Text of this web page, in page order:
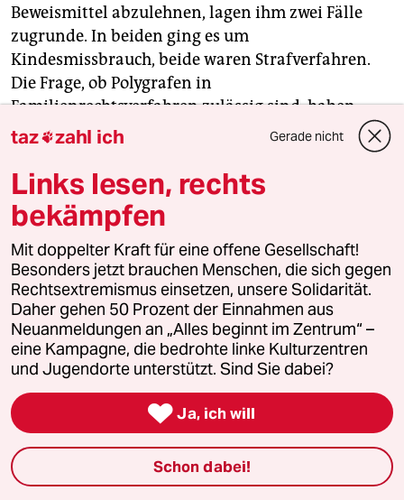
Beweismittel abzulehnen, lagen ihm zwei Fälle
zugrunde. In beiden ging es um
Kindesmissbrauch, beide waren Strafverfahren.
Die Frage, ob Polygrafen in
Familienrechtsverfahren zulässig sind, haben
Oberlandesgerichte unterschiedlich bewertet: Das
Berliner Kammergericht lehnte Polygrafen im Jahr
2010 auch für Familienrechtsstreitigkeiten ab. Das
Oberlandesgericht Dresden ließ sie 2013
ausdrücklich zu.
Wie oft der Polygraf von deutschen Gerichten
eingesetzt wird, lässt sich schwer sagen. Am
Oberlandesgericht Hamm war es ein Fall, am
Amtsgericht Schwäbisch Hall waren es zwei Fälle.
An sächsischen Gerichten waren es mehr als 40
Verfahren, viele davon in Bautzen. An seinem
Familiengericht seien es rund zwei bis drei Fälle
pro Jahr, schätzt der Richter Andre Maier.
taz zahl ich Gerade nicht
Links lesen, rechts
bekämpfen
Mit doppelter Kraft für eine offene Gesellschaft!
Besonders jetzt brauchen Menschen, die sich gegen
Rechtsextremismus einsetzen, unsere Solidarität.
Daher gehen 50 Prozent der Einnahmen aus
Neuanmeldungen an „Alles beginnt im Zentrum“ –
eine Kampagne, die bedrohte linke Kulturzentren
und Jugendorte unterstützt. Sind Sie dabei?
 Ja, ich will
Schon dabei!